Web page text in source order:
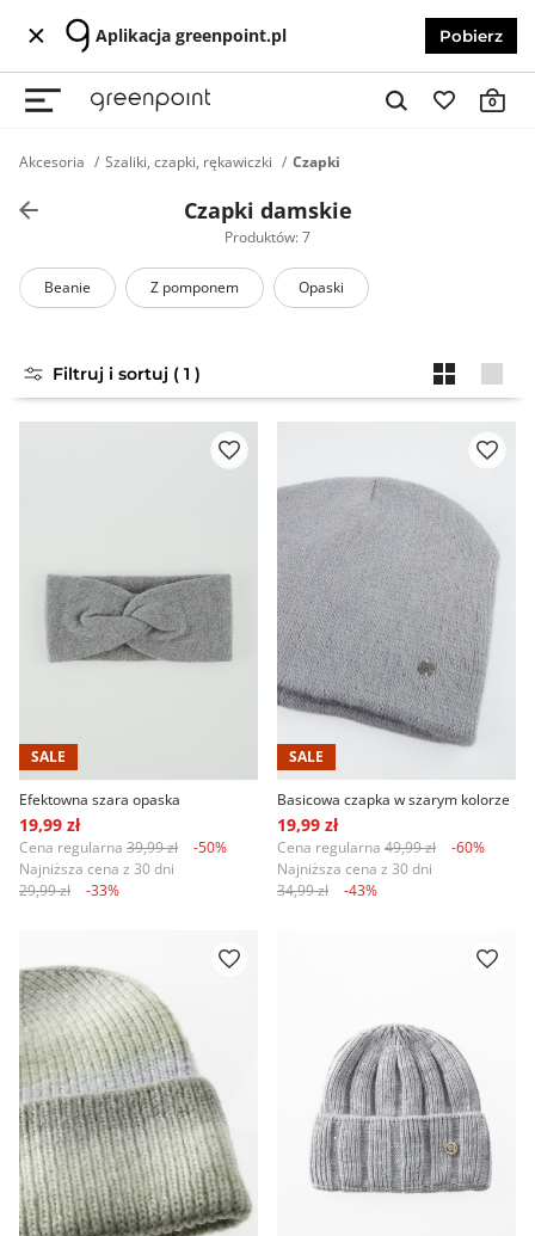
Aplikacja greenpoint.pl Pobierz
0
Akcesoria Szaliki, czapki, rękawiczki Czapki
Czapki damskie
Produktów: 7
Beanie Z pomponem Opaski
Filtruj i sortuj ( 1 )
SALE
Efektowna szara opaska
19,99 zł
Cena regularna 39,99 zł
-50%
Najniższa cena z 30 dni
29,99 zł
-33%
SALE
Basicowa czapka w szarym kolorze
19,99 zł
Cena regularna 49,99 zł
-60%
Najniższa cena z 30 dni
34,99 zł
-43%